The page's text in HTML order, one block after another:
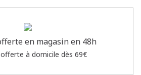
en magasin en 48h
à domicile dès 69€